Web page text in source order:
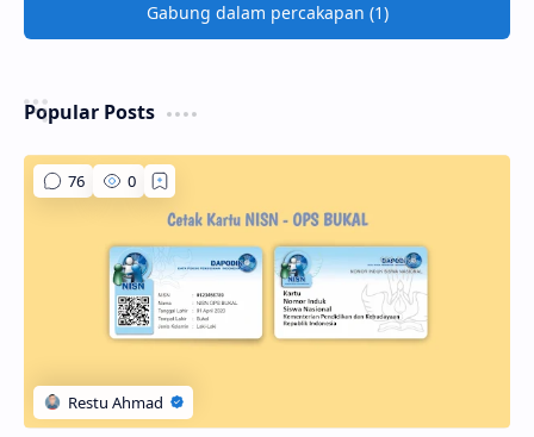
Gabung dalam percakapan (1)
Popular Posts